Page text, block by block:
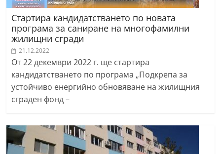
Стартира кандидатстването по новата
програма за саниране на многофамилни
жилищни сгради
21.12.2022
От 22 декември 2022 г. ще стартира
кандидатстването по програма „Подкрепа за
устойчиво енергийно обновяване на жилищния
сграден фонд –